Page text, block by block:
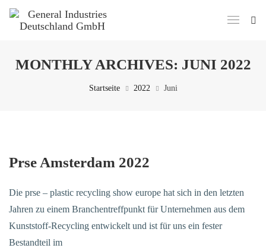
MONTHLY ARCHIVES: JUNI 2022
Startseite 2022 Juni
Prse Amsterdam 2022
Die prse – plastic recycling show europe hat sich in den letzten
Jahren zu einem Branchentreffpunkt für Unternehmen aus dem
Kunststoff-Recycling entwickelt und ist für uns ein fester
Bestandteil im